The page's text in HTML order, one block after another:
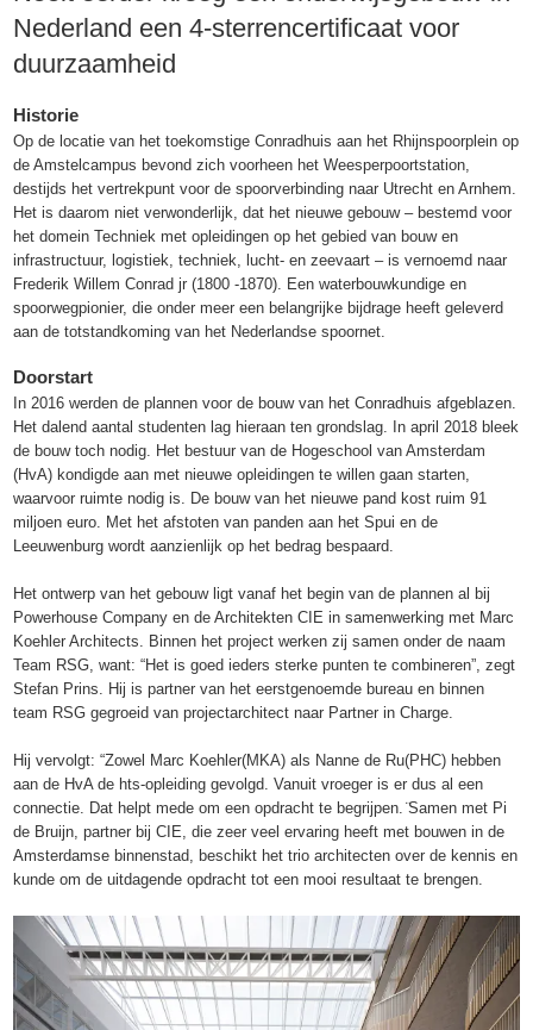
Nederland een 4-sterrencertificaat voor
duurzaamheid
Historie
Op de locatie van het toekomstige Conradhuis aan het Rhijnspoorplein op
de Amstelcampus bevond zich voorheen het Weesperpoortstation,
destijds het vertrekpunt voor de spoorverbinding naar Utrecht en Arnhem.
Het is daarom niet verwonderlijk, dat het nieuwe gebouw – bestemd voor
het domein Techniek met opleidingen op het gebied van bouw en
infrastructuur, logistiek, techniek, lucht- en zeevaart – is vernoemd naar
Frederik Willem Conrad jr (1800 -1870). Een waterbouwkundige en
spoorwegpionier, die onder meer een belangrijke bijdrage heeft geleverd
aan de totstandkoming van het Nederlandse spoornet.
Doorstart
In 2016 werden de plannen voor de bouw van het Conradhuis afgeblazen.
Het dalend aantal studenten lag hieraan ten grondslag. In april 2018 bleek
de bouw toch nodig. Het bestuur van de Hogeschool van Amsterdam
(HvA) kondigde aan met nieuwe opleidingen te willen gaan starten,
waarvoor ruimte nodig is. De bouw van het nieuwe pand kost ruim 91
miljoen euro. Met het afstoten van panden aan het Spui en de
Leeuwenburg wordt aanzienlijk op het bedrag bespaard.
Het ontwerp van het gebouw ligt vanaf het begin van de plannen al bij
Powerhouse Company en de Architekten CIE in samenwerking met Marc
Koehler Architects. Binnen het project werken zij samen onder de naam
Team RSG, want: “Het is goed ieders sterke punten te combineren”, zegt
Stefan Prins. Hij is partner van het eerstgenoemde bureau en binnen
team RSG gegroeid van projectarchitect naar Partner in Charge.
Hij vervolgt: “Zowel Marc Koehler(MKA) als Nanne de Ru(PHC) hebben
aan de HvA de hts-opleiding gevolgd. Vanuit vroeger is er dus al een
connectie. Dat helpt mede om een opdracht te begrijpen. ̈Samen met Pi
de Bruijn, partner bij CIE, die zeer veel ervaring heeft met bouwen in de
Amsterdamse binnenstad, beschikt het trio architecten over de kennis en
kunde om de uitdagende opdracht tot een mooi resultaat te brengen.